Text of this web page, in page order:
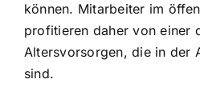
können. Mitarbeiter im
profitieren daher von einer
Altersvorsorgen, die in der
sind.